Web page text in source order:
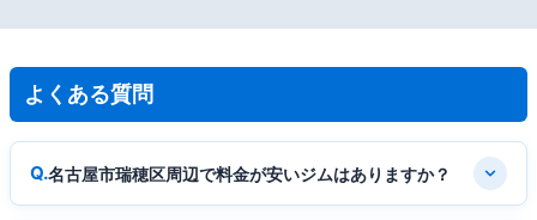
よくある質問
名古屋市瑞穂区周辺で料金が安いジムはありますか？